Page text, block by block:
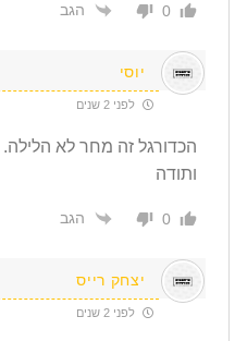
0 הגב
יוסי
לפני 2 שנים
הכדורגל זה מחר לא
ותודה
0 הגב
יצחק רייס
לפני 2 שנים